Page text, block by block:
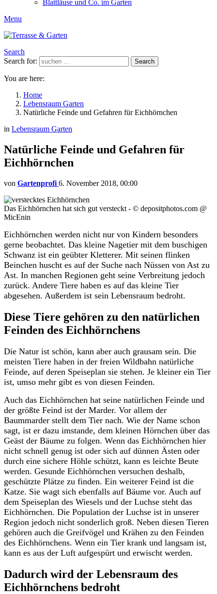
Blattläuse und Co. im Garten
Menu
Search
Search for:
Search
You are here:
Home
Lebensraum Garten
Natürliche Feinde und Gefahren für Eichhörnchen
in Lebensraum Garten
Natürliche Feinde und Gefahren für
Eichhörnchen
von Gartenprofi 6. November 2018, 00:00
Das Eichhörnchen hat sich gut versteckt - © depositphotos.com @
MicEnin
Eichhörnchen werden nicht nur von Kindern besonders
gerne beobachtet. Das kleine Nagetier mit dem buschigen
Schwanz ist ein geübter Kletterer. Mit seinen flinken
Beinchen huscht es auf der Suche nach Nüssen von Ast zu
Ast. In manchen Regionen geht seine Verbreitung jedoch
zurück. Andere Tiere haben es auf das kleine Tier
abgesehen. Außerdem ist sein Lebensraum bedroht.
Diese Tiere gehören zu den natürlichen
Feinden des Eichhörnchens
Die Natur ist schön, kann aber auch grausam sein. Die
meisten Tiere haben in der freien Wildbahn natürliche
Feinde, auf deren Speiseplan sie stehen. Je kleiner ein Tier
ist, umso mehr gibt es von diesen Feinden.
Auch das Eichhörnchen hat seine natürlichen Feinde und
der größte Feind ist der Marder. Vor allem der
Baummarder stellt dem Tier nach. Wie der Name schon
sagt, ist er dazu imstande, dem kleinen Hörnchen über das
Geäst der Bäume zu folgen. Wenn das Eichhörnchen hier
nicht schnell genug ist oder sich auf dünnen Ästen oder
durch eine sichere Höhle schützt, kann es leichte Beute
werden. Gesunde Eichhörnchen versuchen deshalb,
geschützte Plätze zu finden. Ein weiterer Feind ist die
Katze. Sie wagt sich ebenfalls auf Bäume vor. Auch auf
dem Speiseplan des Wiesels und der Luchse steht das
Eichhörnchen. Die Population der Luchse ist in unserer
Region jedoch nicht sonderlich groß. Neben diesen Tieren
gehören auch die Greifvögel und Krähen zu den Feinden
des Eichhörnchens. Wenn ein Tier krank und langsam ist,
kann es aus der Luft aufgespürt und erwischt werden.
Dadurch wird der Lebensraum des
Eichhörnchens bedroht